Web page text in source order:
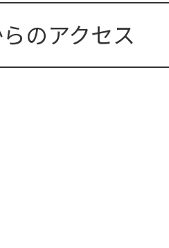
のアクセス